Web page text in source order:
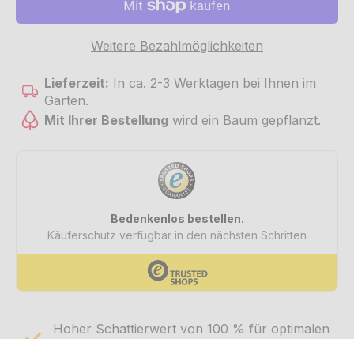
Weitere Bezahlmöglichkeiten
Lieferzeit: In ca. 2-3 Werktagen bei Ihnen im
Garten.
Mit Ihrer Bestellung wird ein Baum gepflanzt.
Hoher Schattierwert von 100 % für optimalen